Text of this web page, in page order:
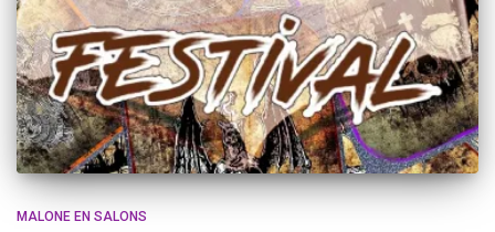
MALONE EN SALONS